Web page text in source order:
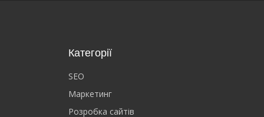
Категорії
SEO
Маркетинг
Розробка сайтів